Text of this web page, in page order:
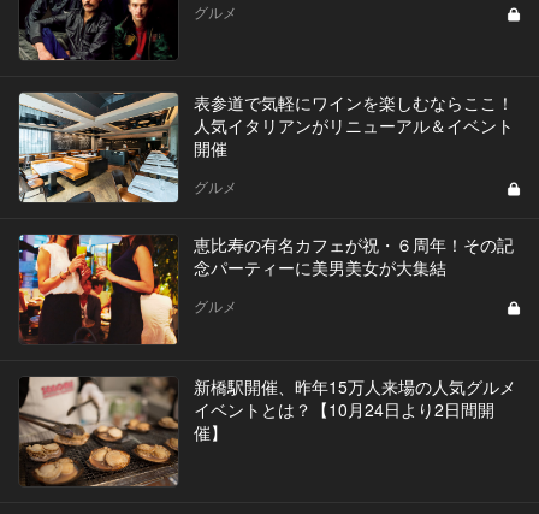
グルメ
表参道で気軽にワインを楽しむならここ！
人気イタリアンがリニューアル＆イベント
開催
グルメ
恵比寿の有名カフェが祝・６周年！その記
念パーティーに美男美女が大集結
グルメ
新橋駅開催、昨年15万人来場の人気グルメ
イベントとは？【10月24日より2日間開
催】